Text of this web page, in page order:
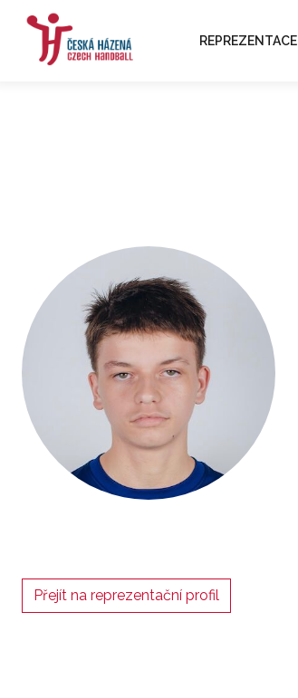
REPREZENTACE
Přejít na reprezentační profil